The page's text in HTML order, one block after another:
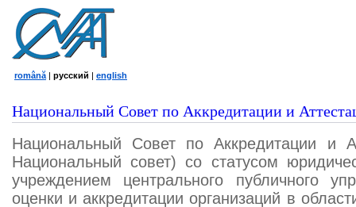
română | русский | english
Национальный Совет по Аккредитации и
Национальный Совет по Аккредитации и
Национальный совет) со статусом
учреждением центрального публичного
оценки и аккредитации организаций в